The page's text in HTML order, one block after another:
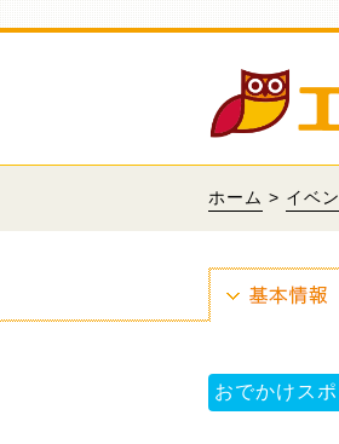
ホーム > イベ
おでかけスポ